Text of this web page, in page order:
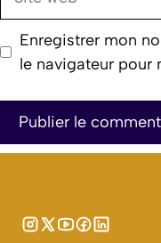
Enregistrer mon
le navigateur pour